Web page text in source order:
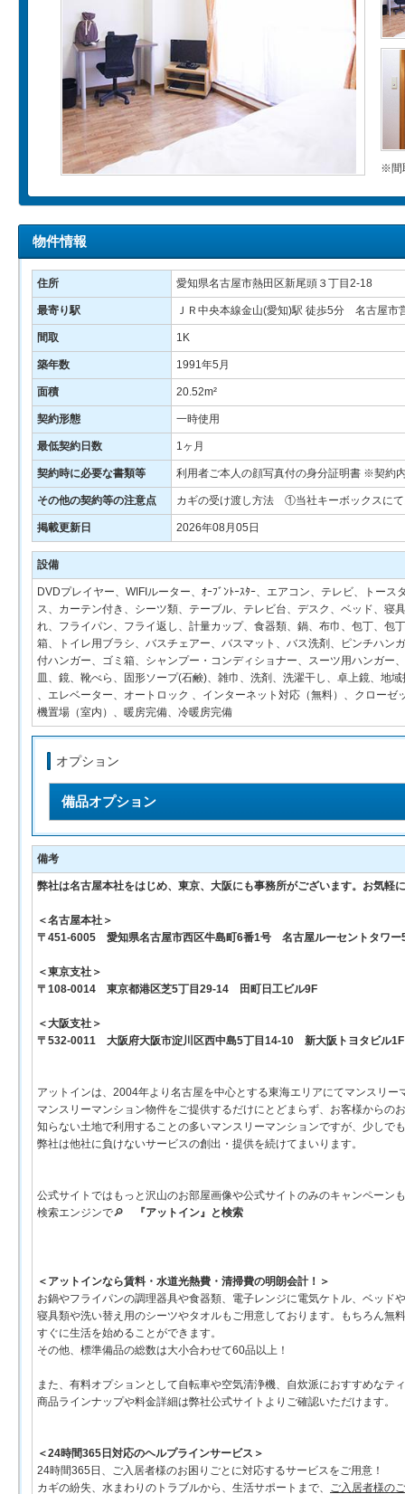
※間
物件情報
住所 愛知県名古屋市熱田区新尾頭３丁目2-18
最寄り駅 ＪＲ中央本線金山(愛知)駅 徒歩5分 名古屋
間取 1K
築年数 1991年5月
面積 20.52m²
契約形態 一時使用
最低契約日数 1ヶ月
契約時に必要な書類等 利用者ご本人の顔写真付の身分証明書 ※契約
その他の契約等の注意点 カギの受け渡し方法 ①当社キーボックスに
掲載更新日 2026年08月05日
設備
DVDプレイヤー、WIFIルーター、ｵｰﾌﾞﾝﾄｰｽﾀｰ、エアコン、テレビ、トー
ス、カーテン付き、シーツ類、テーブル、テレビ台、デスク、ベッド、
れ、フライパン、フライ返し、計量カップ、食器類、鍋、布巾、包丁、包
箱、トイレ用ブラシ、バスチェアー、バスマット、バス洗剤、ピンチハ
付ハンガー、ゴミ箱、シャンプー・コンディショナー、スーツ用ハンガ
皿、鏡、靴べら、固形ソープ(石鹸)、雑巾、洗剤、洗濯干し、卓上鏡、地
、エレベーター、オートロック 、インターネット対応（無料）、クロー
機置場（室内）、暖房完備、冷暖房完備
オプション
備品オプション
備考
弊社は名古屋本社をはじめ、東京、大阪にも事務所がございます。お気軽
＜名古屋本社＞
〒451-6005 愛知県名古屋市西区牛島町6番1号 名古屋ルーセントタワー
＜東京支社＞
〒108-0014 東京都港区芝5丁目29-14 田町日工ビル9F
＜大阪支社＞
〒532-0011 大阪府大阪市淀川区西中島5丁目14-10 新大阪トヨタビル1F
アットインは、2004年より名古屋を中心とする東海エリアにてマンスリ
マンスリーマンション物件をご提供するだけにとどまらず、お客様から
知らない土地で利用することの多いマンスリーマンションですが、少し
弊社は他社に負けないサービスの創出・提供を続けてまいります。
公式サイトではもっと沢山のお部屋画像や公式サイトのみのキャンペーン
検索エンジンで🔎
『アットイン』と検索
＜アットインなら賃料・水道光熱費・清掃費の明朗会計！＞
お鍋やフライパンの調理器具や食器類、電子レンジに電気ケトル、ベッド
寝具類や洗い替え用のシーツやタオルもご用意しております。もちろん無
すぐに生活を始めることができます。
その他、標準備品の総数は大小合わせて60品以上！
また、有料オプションとして自転車や空気清浄機、自炊派におすすめな
商品ラインナップや料金詳細は弊社公式サイトよりご確認いただけます。
＜24時間365日対応のヘルプラインサービス＞
24時間365日、ご入居者様のお困りごとに対応するサービスをご用意！
カギの紛失、水まわりのトラブルから、生活サポートまで、 ご入居者様の